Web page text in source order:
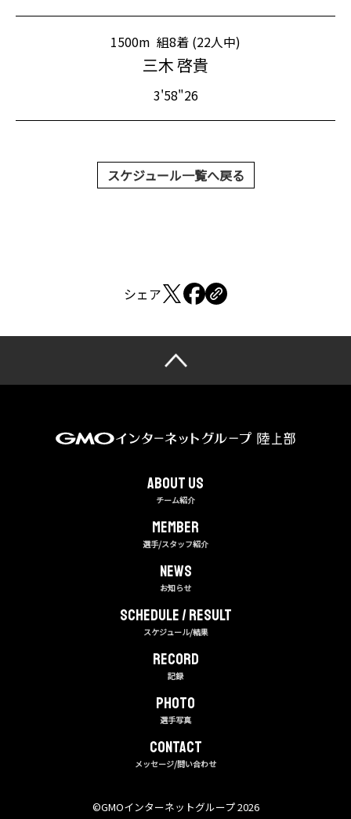
1500m 組8着 (22人中)
三木 啓貴
3'58"26
スケジュール一覧へ戻る
シェア
About us
チーム紹介
MEMBER
選手/スタッフ紹介
NEWS
お知らせ
Schedule / Result
スケジュール/結果
RECORD
記録
PHOTO
選手写真
CONTACT
メッセージ/問い合わせ
©︎GMOインターネットグループ 2026